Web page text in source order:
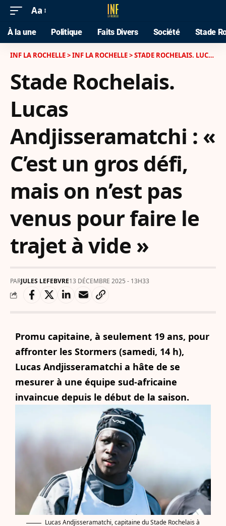
Aa
À la une Politique Faits Divers Société Stade
INF LA ROCHELLE>INF LA ROCHELLE>STADE ROCHELAIS. LUCAS ANDJISSERAMATCHI : « C’EST UN GROS DÉFI, MAIS ON N’EST PAS VENUS POUR FAIRE LE TRAJET À VIDE »
Stade Rochelais.
Lucas
Andjisseramatchi : «
C’est un gros défi,
mais on n’est pas
venus pour faire le
trajet à vide »
PARJULES LEFEBVRE13 DÉCEMBRE 2025 - 13H33
Promu capitaine, à seulement 19 ans, pour
affronter les Stormers (samedi, 14 h),
Lucas Andjisseramatchi a hâte de se
mesurer à une équipe sud-africaine
invaincue depuis le début de la saison.
Lucas Andjisseramatchi, capitaine du Stade Rochelais à